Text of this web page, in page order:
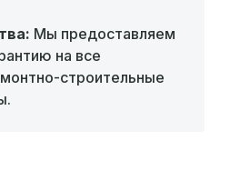
Мы предоставляем
на все
строительные